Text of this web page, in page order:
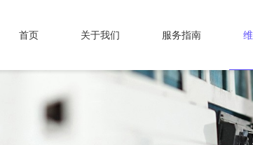
首页 关于我们 服务指南